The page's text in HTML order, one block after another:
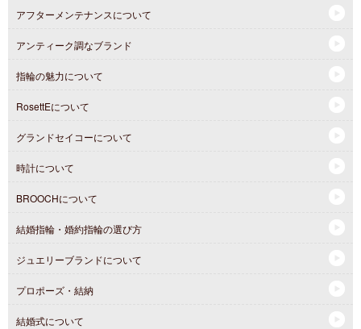
アフターメンテナンスについて
アンティーク調なブランド
指輪の魅力について
RosettEについて
グランドセイコーについて
時計について
BROOCHについて
結婚指輪・婚約指輪の選び方
ジュエリーブランドについて
プロポーズ・結納
結婚式について